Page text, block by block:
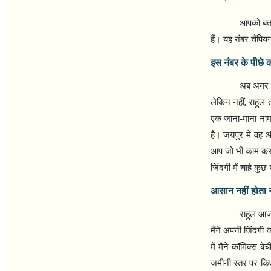
आपको
हैं। यह नंबर
इस नंबर के पीछे
अब अगर
लेकिन नहीं,राहुल
एक जाना-माना
है। जयपुर में वह
आप जो भी काम
जिंदगी में चाहे कुछ
आसान नहीं होता
राहुल
मैंने अपनी जिंदगी
में मैंने कॉमिक्स
जमीनी स्तर पर